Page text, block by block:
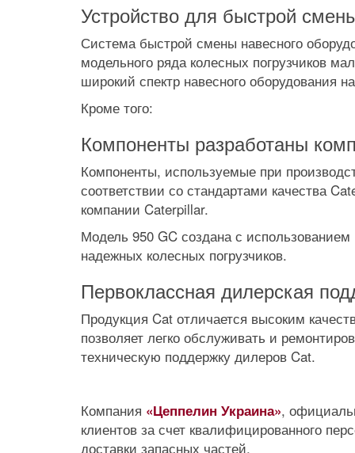
Устройство для быстрой
Система быстрой смены навесного
модельного ряда колесных погрузчиков
широкий спектр навесного оборудования
Кроме того:
Компоненты разработаны
Компоненты, используемые при
соответствии со стандартами качества
компании Caterpillar.
Модель 950 GC создана с
надежных колесных погрузчиков.
Первоклассная дилерская
Продукция Cat отличается высоким
позволяет легко обслуживать и
техническую поддержку дилеров Cat.
Компания «Цеппелин Украина»,
клиентов за счет квалифицированного
доставки запасных частей.